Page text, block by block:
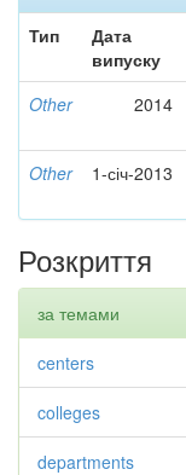
Тип
Дата
випуску
Other 2014
Other 1-січ-2013
Розкриття
за темами
centers
colleges
departments